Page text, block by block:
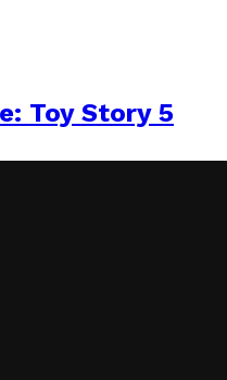
Toy Story 5